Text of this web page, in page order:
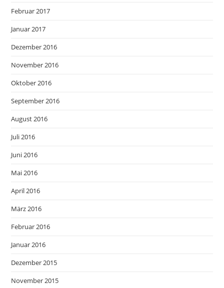
Februar 2017
Januar 2017
Dezember 2016
November 2016
Oktober 2016
September 2016
August 2016
Juli 2016
Juni 2016
Mai 2016
April 2016
März 2016
Februar 2016
Januar 2016
Dezember 2015
November 2015